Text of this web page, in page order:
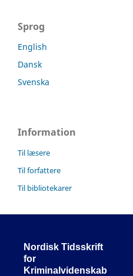
Sprog
English
Dansk
Svenska
Information
Til læsere
Til forfattere
Til bibliotekarer
Nordisk Tidsskrift
for
Kriminalvidenskab